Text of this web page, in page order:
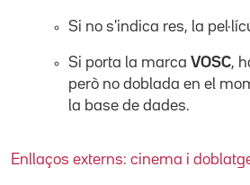
Si no s'indica res, la
Si porta la marca VOSC,
però no doblada en el
la base de dades.
Enllaços externs: cinema i